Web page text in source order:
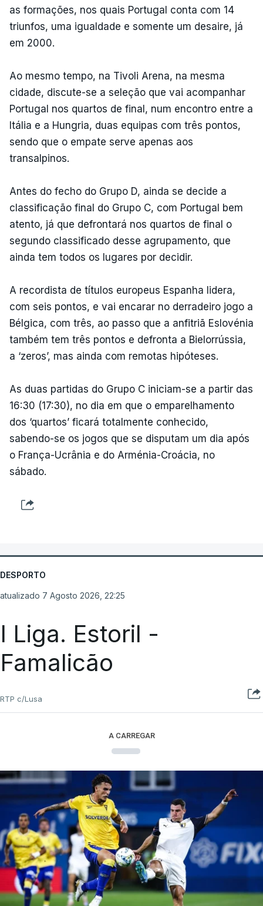
as formações, nos quais Portugal conta com 14
triunfos, uma igualdade e somente um desaire, já
em 2000.
Ao mesmo tempo, na Tivoli Arena, na mesma
cidade, discute-se a seleção que vai acompanhar
Portugal nos quartos de final, num encontro entre a
Itália e a Hungria, duas equipas com três pontos,
sendo que o empate serve apenas aos
transalpinos.
Antes do fecho do Grupo D, ainda se decide a
classificação final do Grupo C, com Portugal bem
atento, já que defrontará nos quartos de final o
segundo classificado desse agrupamento, que
ainda tem todos os lugares por decidir.
A recordista de títulos europeus Espanha lidera,
com seis pontos, e vai encarar no derradeiro jogo a
Bélgica, com três, ao passo que a anfitriã Eslovénia
também tem três pontos e defronta a Bielorrússia,
a ‘zeros’, mas ainda com remotas hipóteses.
As duas partidas do Grupo C iniciam-se a partir das
16:30 (17:30), no dia em que o emparelhamento
dos ‘quartos’ ficará totalmente conhecido,
sabendo-se os jogos que se disputam um dia após
o França-Ucrânia e do Arménia-Croácia, no
sábado.
DESPORTO
atualizado 7 Agosto 2026, 22:25
I Liga. Estoril -
Famalicão
RTP c/Lusa
A CARREGAR